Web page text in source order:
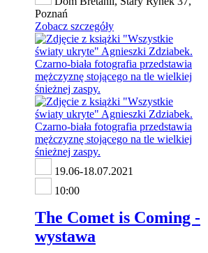
Poznań
Zobacz szczegóły
19.06-18.07.2021
10:00
The Comet is Coming -
wystawa